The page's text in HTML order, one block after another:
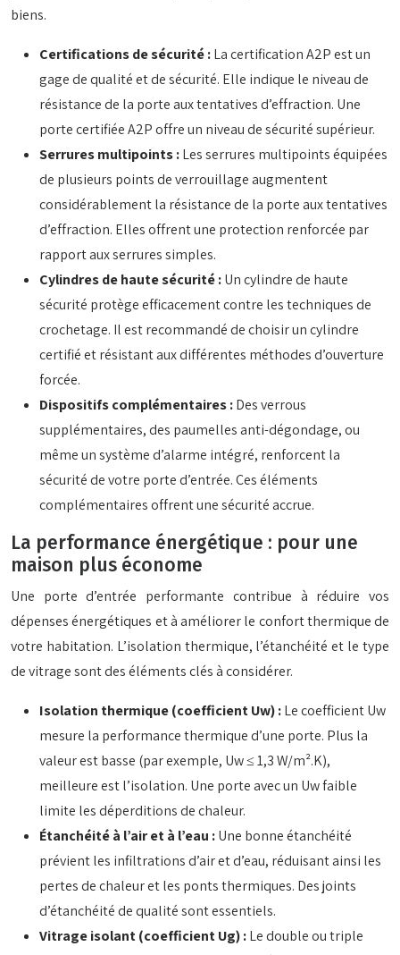
biens.
Certifications de sécurité :La certification A2P est un
gage de qualité et de sécurité. Elle indique le niveau de
résistance de la porte aux tentatives d’effraction. Une
porte certifiée A2P offre un niveau de sécurité supérieur.
Serrures multipoints :Les serrures multipoints équipées
de plusieurs points de verrouillage augmentent
considérablement la résistance de la porte aux tentatives
d’effraction. Elles offrent une protection renforcée par
rapport aux serrures simples.
Cylindres de haute sécurité :Un cylindre de haute
sécurité protège efficacement contre les techniques de
crochetage. Il est recommandé de choisir un cylindre
certifié et résistant aux différentes méthodes d’ouverture
forcée.
Dispositifs complémentaires :Des verrous
supplémentaires, des paumelles anti-dégondage, ou
même un système d’alarme intégré, renforcent la
sécurité de votre porte d’entrée. Ces éléments
complémentaires offrent une sécurité accrue.
La performance énergétique : pour une
maison plus économe
Une porte d’entrée performante contribue à réduire vos
dépenses énergétiques et à améliorer le confort thermique de
votre habitation. L’isolation thermique, l’étanchéité et le type
de vitrage sont des éléments clés à considérer.
Isolation thermique (coefficient Uw) :Le coefficient Uw
mesure la performance thermique d’une porte. Plus la
valeur est basse (par exemple, Uw ≤ 1,3 W/m².K),
meilleure est l’isolation. Une porte avec un Uw faible
limite les déperditions de chaleur.
Étanchéité à l’air et à l’eau :Une bonne étanchéité
prévient les infiltrations d’air et d’eau, réduisant ainsi les
pertes de chaleur et les ponts thermiques. Des joints
d’étanchéité de qualité sont essentiels.
Vitrage isolant (coefficient Ug) :Le double ou triple